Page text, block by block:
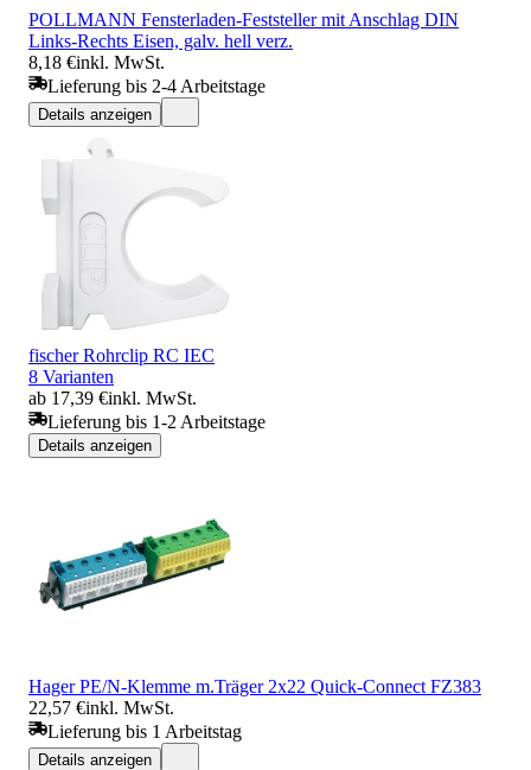
POLLMANN Fensterladen-Feststeller mit Anschlag DIN
Links-Rechts Eisen, galv. hell verz.
8,18 €inkl. MwSt.
Lieferung bis 2-4 Arbeitstage
Details anzeigen
fischer Rohrclip RC IEC
8 Varianten
ab 17,39 €inkl. MwSt.
Lieferung bis 1-2 Arbeitstage
Details anzeigen
Hager PE/N-Klemme m.Träger 2x22 Quick-Connect FZ383
22,57 €inkl. MwSt.
Lieferung bis 1 Arbeitstag
Details anzeigen